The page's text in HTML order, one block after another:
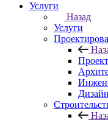
Услуги
Назад
Услуги